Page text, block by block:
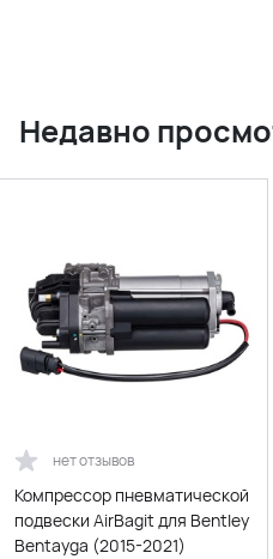
Недавно
нет отзывов
Компрессор пневматической
подвески AirBagit для Bentley
Bentayga (2015-2021)